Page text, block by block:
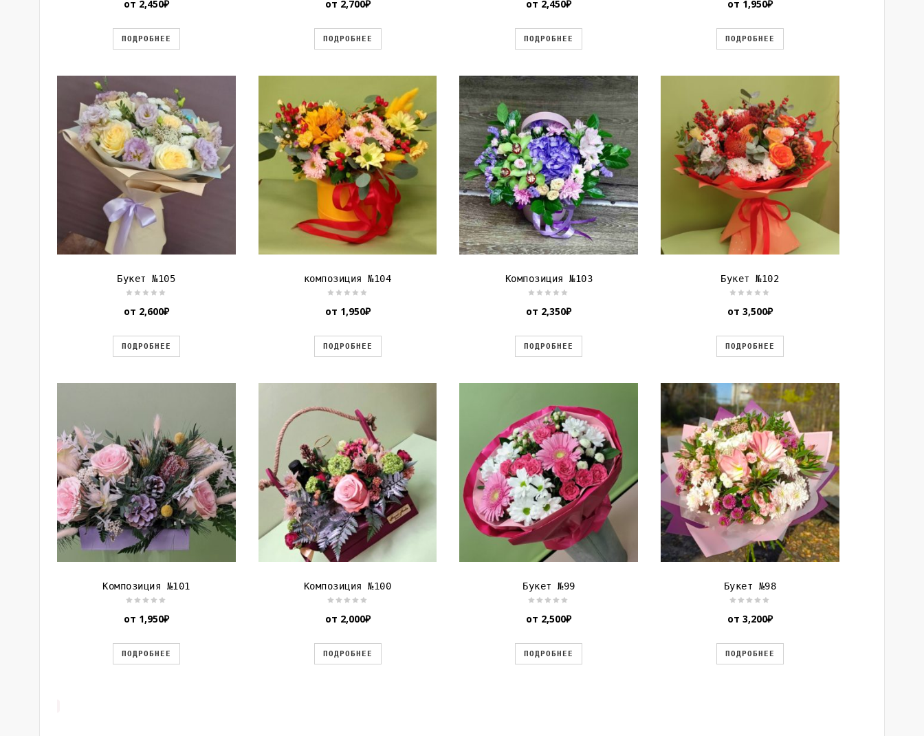
от 2,450₽
ПОДРОБНЕЕ
от 2,700₽
ПОДРОБНЕЕ
от 2,450₽
ПОДРОБНЕЕ
от 1,950₽
ПОДРОБНЕЕ
Букет №105
от 2,600₽
ПОДРОБНЕЕ
композиция №104
от 1,950₽
ПОДРОБНЕЕ
Композиция №103
от 2,350₽
ПОДРОБНЕЕ
Букет №102
от 3,500₽
ПОДРОБНЕЕ
Композиция №101
от 1,950₽
ПОДРОБНЕЕ
Композиция №100
от 2,000₽
ПОДРОБНЕЕ
Букет №99
от 2,500₽
ПОДРОБНЕЕ
Букет №98
от 3,200₽
ПОДРОБНЕЕ